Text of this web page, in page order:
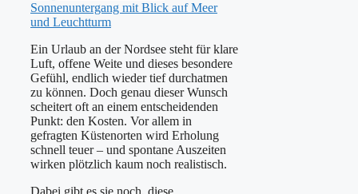
Ein Urlaub an der Nordsee steht für klare
Luft, offene Weite und dieses besondere
Gefühl, endlich wieder tief durchatmen
zu können. Doch genau dieser Wunsch
scheitert oft an einem entscheidenden
Punkt: den Kosten. Vor allem in
gefragten Küstenorten wird Erholung
schnell teuer – und spontane Auszeiten
wirken plötzlich kaum noch realistisch.
Dabei gibt es sie noch, diese